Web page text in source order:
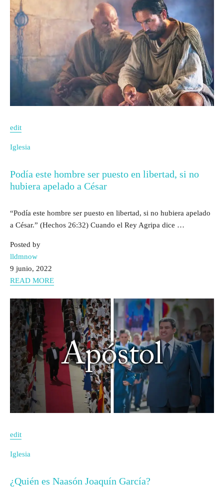
edit
Iglesia
Podía este hombre ser puesto en libertad, si no
hubiera apelado a César
“Podía este hombre ser puesto en libertad, si no hubiera apelado
a César.” (Hechos 26:32) Cuando el Rey Agripa dice …
Posted by
lldmnow
9 junio, 2022
READ MORE
edit
Iglesia
¿Quién es Naasón Joaquín García?